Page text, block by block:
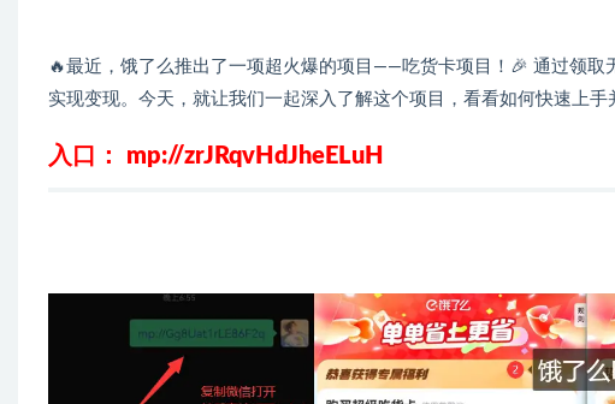
🔥最近，饿了么推出了一项超火爆的项目——吃货卡项目！🎉 通过领
实现变现。今天，就让我们一起深入了解这个项目，看看如何快速上手
入口： mp://zrJRqvHdJheELuH